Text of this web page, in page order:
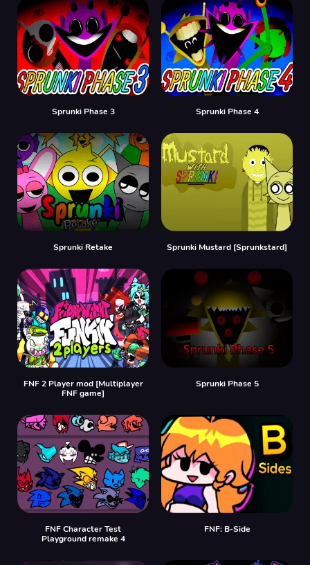
Sprunki Phase 3 Sprunki Phase 4
Sprunki Retake Sprunki Mustard [Sprunkstard]
FNF 2 Player mod [Multiplayer
FNF game]
Sprunki Phase 5
FNF Character Test
Playground remake 4
FNF: B-Side